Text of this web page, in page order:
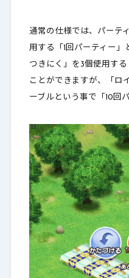
通常の仕様では、パーテ
用する「1回パーティー」
つきにく」を3個使用す
ことができますが、「ロ
ーブルという事で「10回